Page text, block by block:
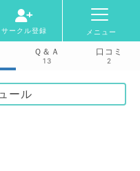
サークル登録 メニュー
Ｑ＆Ａ
13
口コミ
2
ール